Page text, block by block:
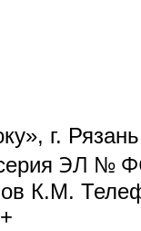
г.
ЭЛ №
К.М.
mail)